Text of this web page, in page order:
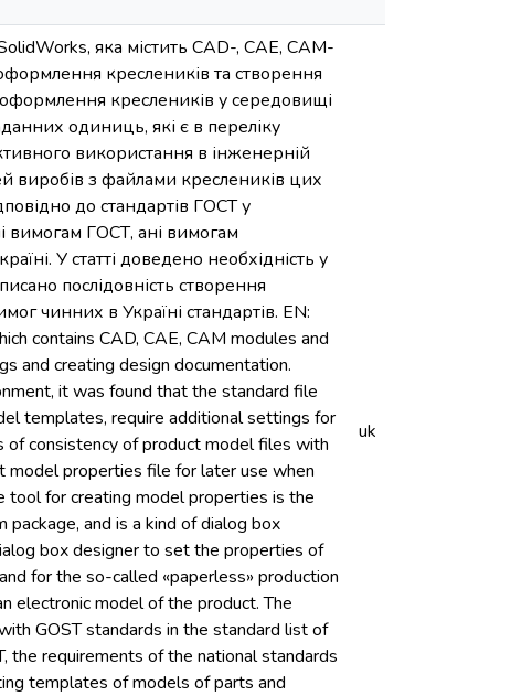
яка містить CAD-, CAE, CAM-
креслеників та створення
креслеників у середовищі
одиниць, які є в переліку
використання в інженерній
виробів з файлами креслеників цих
до стандартів ГОСТ у
вимогам ГОСТ, ані вимогам
У статті доведено необхідність у
послідовність створення
чинних в Україні стандартів. EN:
contains CAD, CAE, CAM modules and
and creating design documentation.
it was found that the standard file
templates, require additional settings for
of consistency of product model files with
model properties file for later use when
tool for creating model properties is the
and is a kind of dialog box
box designer to set the properties of
for the so-called «paperless» production
electronic model of the product. The
GOST standards in the standard list of
requirements of the national standards
templates of models of parts and
uk